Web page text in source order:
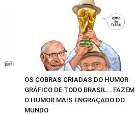
OS COBRAS CRIADAS DO HUMOR
GRÁFICO DE TODO BRASIL….FAZEM
O HUMOR MAIS ENGRAÇADO DO
MUNDO